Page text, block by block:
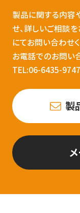
製品に関する内容
せ、詳しいご相談
にてお問い合わせく
お電話でのお問い
TEL:06-6435-9747
製